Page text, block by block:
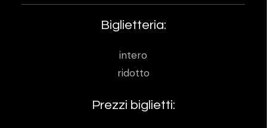
Biglietteria:
intero
ridotto
Prezzi biglietti: